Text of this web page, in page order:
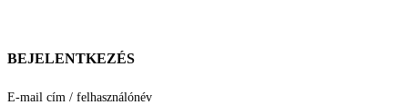
BEJELENTKEZÉS
E-mail cím / felhasználónév